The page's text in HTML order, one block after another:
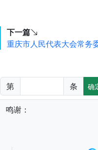
下一篇
重庆市人民代表大会常务
第 条 确
鸣谢：